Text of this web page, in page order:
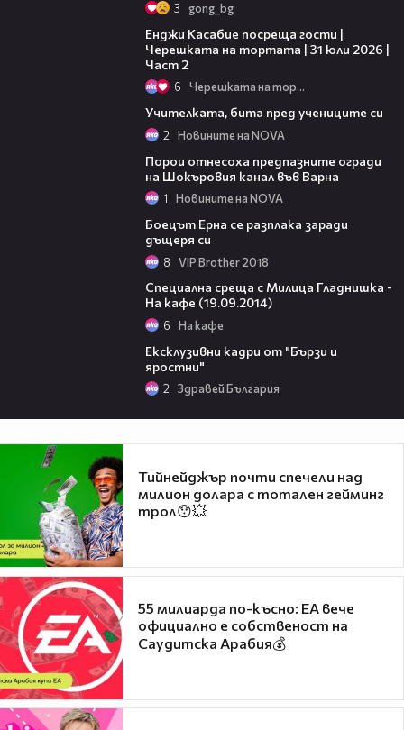
3 gong_bg
Енджи Касабие посреща гости |
Черешката на тортата | 31 юли 2026 |
Част 2
6 Черешката на тортата
Учителката, бита пред учениците си
2 Новините на NOVA
Порои отнесоха предпазните огради
на Шокъровия канал във Варна
1 Новините на NOVA
Боецът Ерна се разплака заради
дъщеря си
8 VIP Brother 2018
Специална среща с Милица Гладнишка -
На кафе (19.09.2014)
6 На кафе
Ексклузивни кадри от "Бързи и
яростни"
2 Здравей България
Тийнейджър почти спечели над
милион долара с тотален гейминг
трол😯💥
55 милиарда по-късно: EA вече
официално е собственост на
Саудитска Арабия💰